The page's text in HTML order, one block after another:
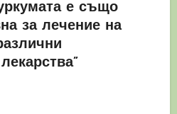
е също
за лечение на